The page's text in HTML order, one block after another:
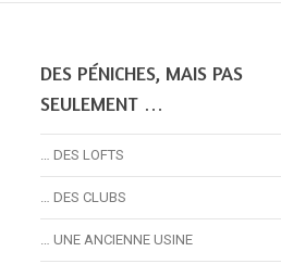
DES PÉNICHES, MAIS PAS
SEULEMENT …
… DES LOFTS
… DES CLUBS
… UNE ANCIENNE USINE